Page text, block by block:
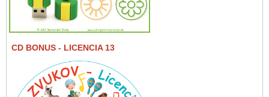
CD BONUS - LICENCIA 13